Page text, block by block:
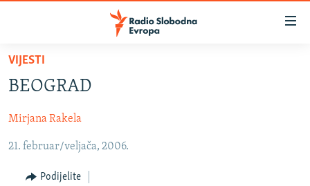
Pređite
glavni
Pređite
na
navigaciju
SRBIJA
KOSOVO
CRNA GORA
VIJESTI
BEOGRAD
Mirjana Rakela
21. februar/veljača, 2006.
Podijelite